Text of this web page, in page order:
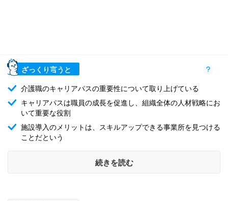
ざっくり言うと
介護職のキャリアパスの重要性について取り上げている
キャリアパスは職員の成長を促進し、組織全体の人材戦略にお
いて重要な役割
施設導入のメリットは、スキルアップできる事業所を見つける
ことだという
続きを読む